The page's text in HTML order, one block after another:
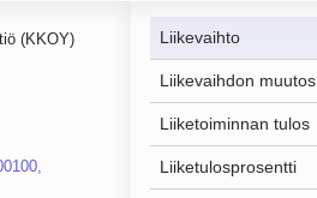
(KKOY)
Liikevaihto
Liikevaihdon muutos
Liiketoiminnan tulos
Liiketulosprosentti